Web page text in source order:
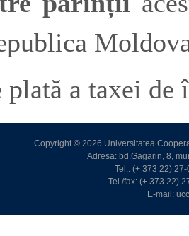
a taxei de
Copyright © 2026 Universitatea
Adresa: bd.Gagarin, 8,
Tel.: (+ 373 22)
Tel./fax: (+ 373 22)
E-mail: